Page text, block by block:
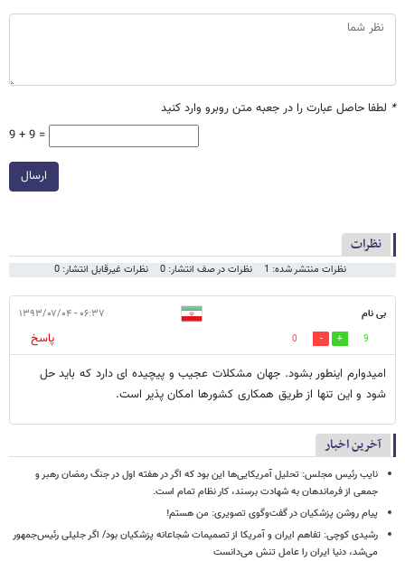
* لطفا حاصل عبارت را در جعبه متن روبرو وارد کنید
9 + 9 =
ارسال
نظرات
نظرات منتشر شده: 1 نظرات در صف انتشار: 0 نظرات غیرقابل انتشار: 0
بی نام ۰۶:۳۷ - ۱۳۹۳/۰۷/۰۴
9
0
پاسخ
امیدوارم اینطور بشود. جهان مشکلات عجیب و پیچیده ای دارد که باید حل
شود و این تنها از طریق همکاری کشورها امکان پذیر است.
آخرین اخبار
نایب رئیس مجلس: تحلیل آمریکایی‌ها این بود که اگر در هفته اول در جنگ رمضان رهبر و
جمعی از فرماندهان به شهادت برسند، کار نظام تمام است.
پیام روشن پزشکیان در گفت‌وگوی تصویری: من هستم!
رشیدی کوچی: تفاهم ایران و آمریکا از تصمیمات شجاعانه پزشکیان بود/ اگر جلیلی رئیس‌جمهور
می‌شد، دنیا ایران را عامل تنش می‌دانست